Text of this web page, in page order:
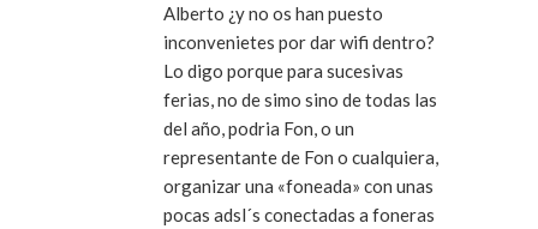
Alberto ¿y no os han puesto
inconvenietes por dar wifi dentro?
Lo digo porque para sucesivas
ferias, no de simo sino de todas las
del año, podria Fon, o un
representante de Fon o cualquiera,
organizar una «foneada» con unas
pocas adsl´s conectadas a foneras